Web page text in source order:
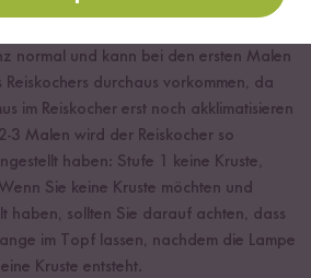
normal und kann bei den ersten Malen
durchaus vorkommen, da
im Reiskocher erst noch akklimatisieren
3 Malen wird der Reiskocher so
haben: Stufe 1 keine Kruste,
Sie keine Kruste möchten und
haben, sollten Sie darauf achten, dass
im Topf lassen, nachdem die Lampe
Kruste entsteht.